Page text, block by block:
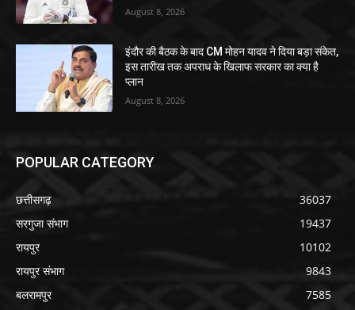
August 8, 2026
इंदौर की बैठक के बाद CM मोहन यादव ने दिया बड़ा संकेत,
इस तारीख तक अपराध के खिलाफ सरकार का क्या है
प्लान
August 8, 2026
POPULAR CATEGORY
छत्तीसगढ़
36037
सरगुजा संभाग
19437
रायपुर
10102
रायपुर संभाग
9843
बलरामपुर
7585